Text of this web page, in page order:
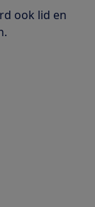
ook lid en